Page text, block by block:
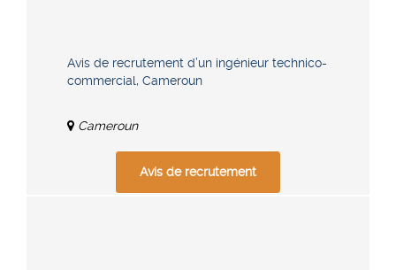
Avis de recrutement d’un ingénieur technico-
commercial, Cameroun
Cameroun
Avis de recrutement